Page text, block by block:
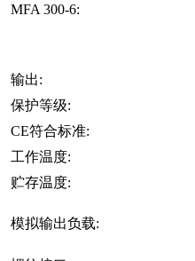
MFA 300-6:
输出:
保护等级:
CE符合标准:
工作温度:
贮存温度:
模拟输出负载: